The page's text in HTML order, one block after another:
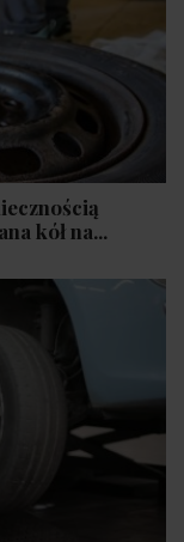
kół na...